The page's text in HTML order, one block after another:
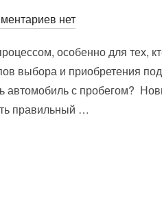
нет
особенно для тех,
выбора и приобретения
с пробегом?
правильный …
ВЫБРАТЬ ПОДЕРЖАННЫЙ